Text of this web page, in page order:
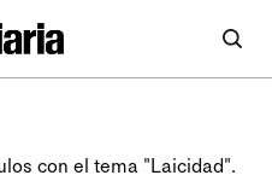
con el tema "Laicidad".